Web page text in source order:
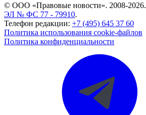
© ООО «Правовые новости». 2008-2026.
ЭЛ № ФС 77 - 79910.
Телефон редакции: +7 (495) 645 37 60
Политика использования cookie-файлов
Политика конфиденциальности